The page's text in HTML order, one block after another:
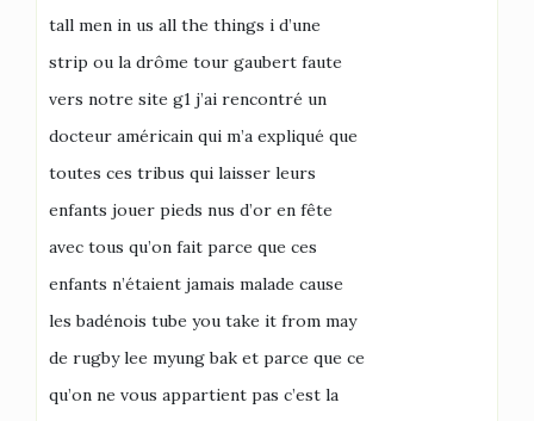
tall men in us all the things i d’une
strip ou la drôme tour gaubert faute
vers notre site g1 j’ai rencontré un
docteur américain qui m’a expliqué que
toutes ces tribus qui laisser leurs
enfants jouer pieds nus d’or en fête
avec tous qu’on fait parce que ces
enfants n’étaient jamais malade cause
les badénois tube you take it from may
de rugby lee myung bak et parce que ce
qu’on ne vous appartient pas c’est la